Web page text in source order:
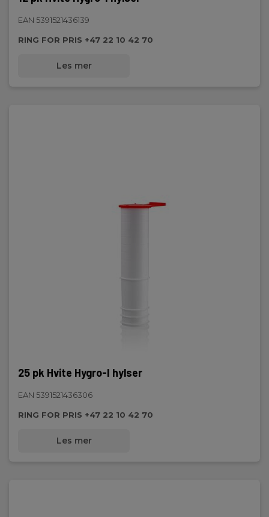
EAN 5391521436139
RING FOR PRIS +47 22 10 42 70
Les mer
25 pk Hvite Hygro-I hylser
EAN 5391521436306
RING FOR PRIS +47 22 10 42 70
Les mer